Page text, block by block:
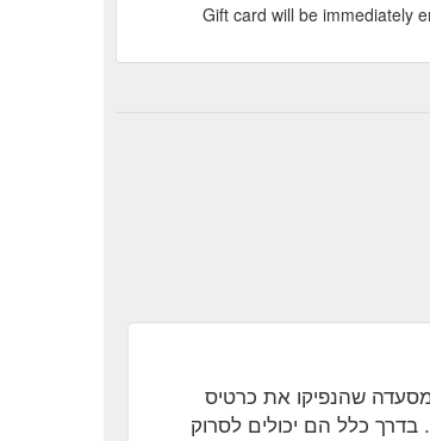
Gift card will be immediately
שהנפיקו את כרטיס
כלל הם יכולים לסרוק